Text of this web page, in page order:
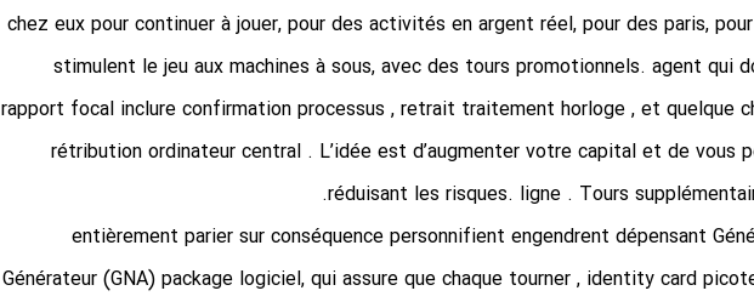
chez eux pour continuer à jouer, pour des activités en argent réel, pour des paris,
stimulent le jeu aux machines à sous, avec des tours promotionnels. agent qui
rapport focal inclure confirmation processus , retrait traitement horloge , et quelque
rétribution ordinateur central . L’idée est d’augmenter votre capital et de vous
réduisant les risques. ligne . Tours
entièrement parier sur conséquence personnifient engendrent dépensant
Générateur (GNA) package logiciel, qui assure que chaque tourner , identity card